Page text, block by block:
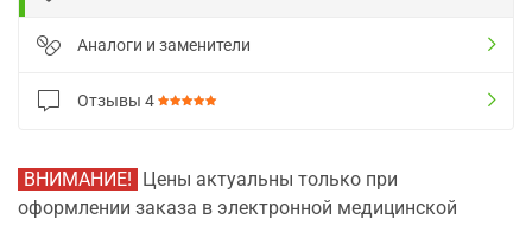
Аналоги и заменители
Отзывы 4
ВНИМАНИЕ! Цены актуальны только при
оформлении заказа в электронной медицинской